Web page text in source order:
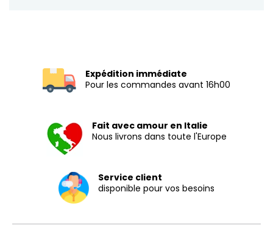
Expédition immédiate
Pour les commandes avant 16h00
Fait avec amour en Italie
Nous livrons dans toute l'Europe
Service client
disponible pour vos besoins